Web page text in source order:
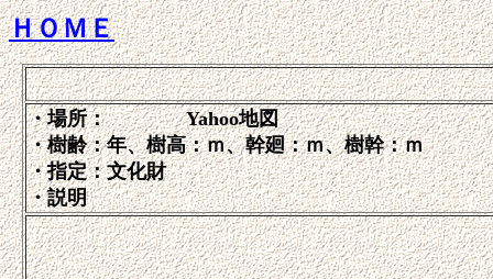
ＨＯＭＥ
・場所： Yahoo地図
・樹齢：年、樹高：ｍ、幹廻：ｍ、樹幹：ｍ
・指定：文化財
・説明